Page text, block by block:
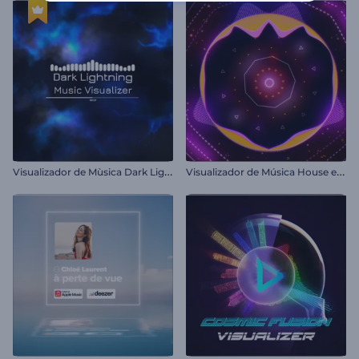
V
isualizador de Mùsica Dark Lightning V
isualizador de Música House electrónica